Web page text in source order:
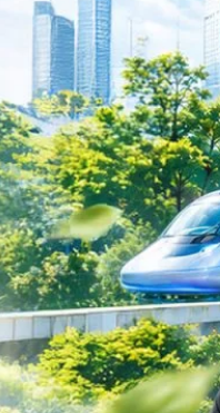
กิจ การเงิน และพลังงาน
และเชื่อมโยงนโยบายกับเทคโ
นัน วงศ์สวัสดิ์รองนายกรัฐมนตรี
รม Green Transitioning:
าใช้เพื่อลดการปล่อยคาร์บอน
ระธานกรรมการบริหาร ฝ่ายวิศ
1 days ago
Life
Environment
Health
People
Trends
Wellness